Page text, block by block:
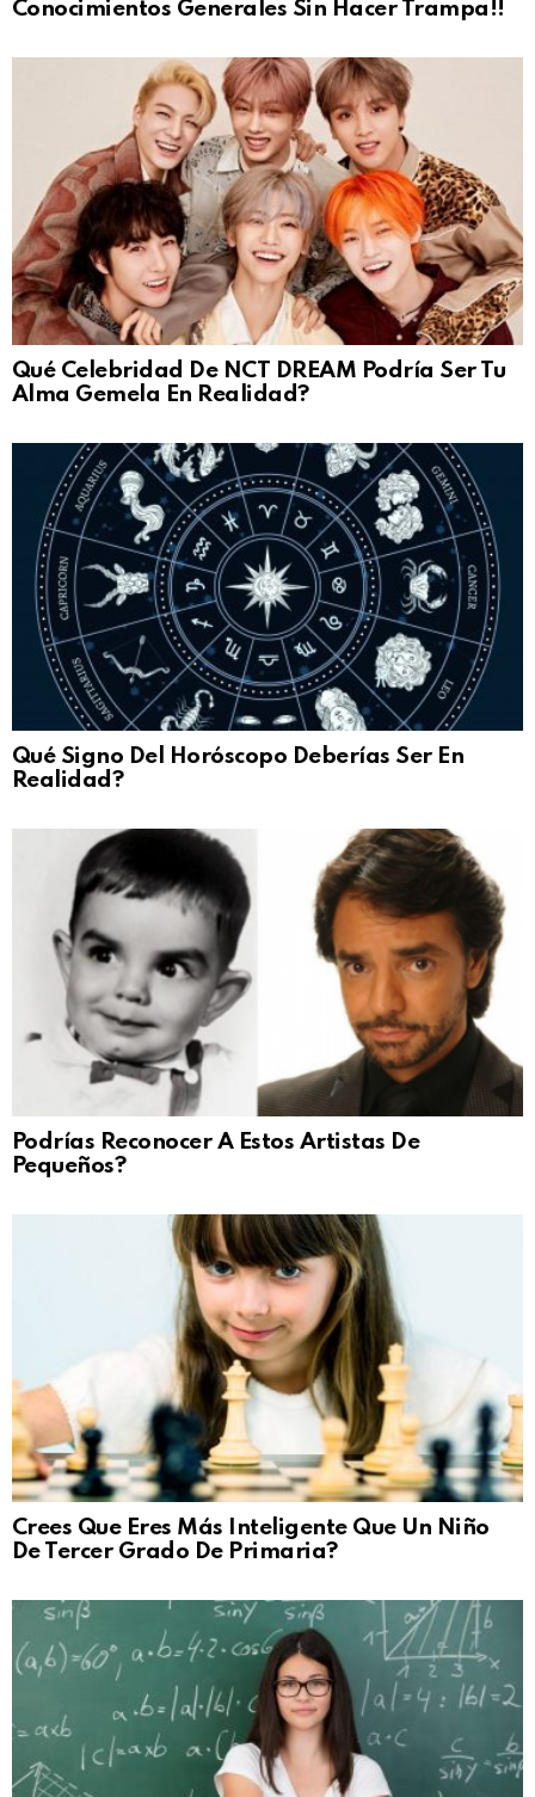
Conocimientos Generales Sin Hacer Trampa!!
Qué Celebridad De NCT DREAM Podría Ser Tu
Alma Gemela En Realidad?
Qué Signo Del Horóscopo Deberías Ser En
Realidad?
Podrías Reconocer A Estos Artistas De
Pequeños?
Crees Que Eres Más Inteligente Que Un Niño
De Tercer Grado De Primaria?